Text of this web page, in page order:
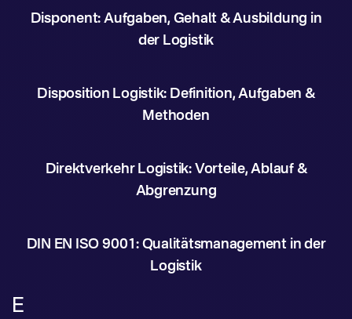
Disponent: Aufgaben, Gehalt & Ausbildung in
der Logistik
Disposition Logistik: Definition, Aufgaben &
Methoden
Direktverkehr Logistik: Vorteile, Ablauf &
Abgrenzung
DIN EN ISO 9001: Qualitätsmanagement in der
Logistik
E